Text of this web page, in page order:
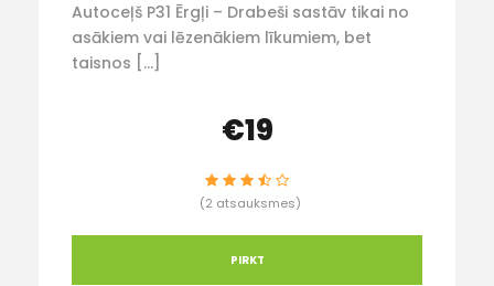
Autoceļš P31 Ērgļi – Drabeši sastāv tikai no
asākiem vai lēzenākiem līkumiem, bet
taisnos […]
€19
(2 atsauksmes)
PIRKT